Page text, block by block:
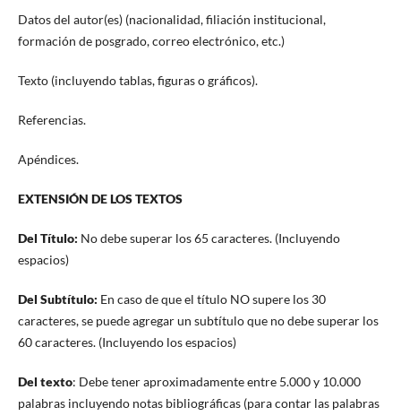
Datos del autor(es) (nacionalidad, filiación institucional,
formación de posgrado, correo electrónico, etc.)
Texto (incluyendo tablas, figuras o gráficos).
Referencias.
Apéndices.
EXTENSIÓN DE LOS TEXTOS
Del Título: No debe superar los 65 caracteres. (Incluyendo
espacios)
Del Subtítulo: En caso de que el título NO supere los 30
caracteres, se puede agregar un subtítulo que no debe superar los
60 caracteres. (Incluyendo los espacios)
Del texto: Debe tener aproximadamente entre 5.000 y 10.000
palabras incluyendo notas bibliográficas (para contar las palabras